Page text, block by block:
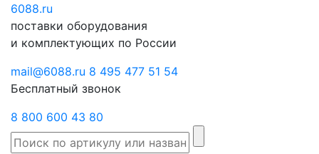
6088.ru
поставки оборудования
и комплектующих по России
mail@6088.ru 8 495 477 51 54
Бесплатный звонок
8 800 600 43 80
Отправить
запрос
звонок